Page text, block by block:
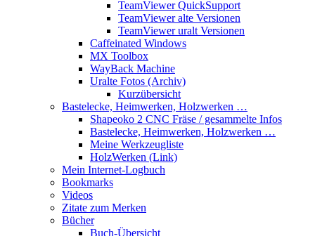
TeamViewer QuickSupport
TeamViewer alte Versionen
TeamViewer uralt Versionen
Caffeinated Windows
MX Toolbox
WayBack Machine
Uralte Fotos (Archiv)
Kurzübersicht
Bastelecke, Heimwerken, Holzwerken …
Shapeoko 2 CNC Fräse / gesammelte Infos
Bastelecke, Heimwerken, Holzwerken …
Meine Werkzeugliste
HolzWerken (Link)
Mein Internet-Logbuch
Bookmarks
Videos
Zitate zum Merken
Bücher
Buch-Übersicht